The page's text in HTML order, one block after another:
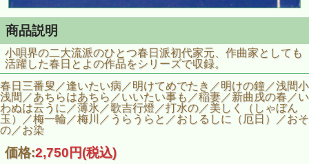
商品説明
小唄界の二大流派のひとつ春日派初代家元、作曲家としても
活躍した春日とよの作品をシリーズで収録。
春日三番叟／逢いたい病／明けてめでたき／明けの鐘／浅間小
浅間／あちらはあちら／いいたい事も／稲妻／新曲戌の春／い
わぬは云うに／薄氷／歌吉行燈／打水の／美しく（しゃぼん
玉）／梅一輪／梅川／うらうらと／おしるしに（厄日）／おそ
の／お染
価格:2,750円(税込)